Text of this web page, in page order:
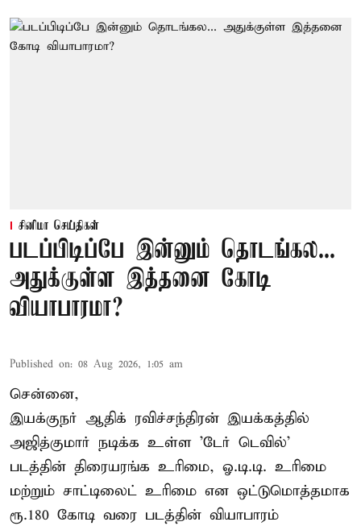
சினிமா செய்திகள்
படப்பிடிப்பே இன்னும் தொடங்கல...
அதுக்குள்ள இத்தனை கோடி
வியாபாரமா?
Published on: 08 Aug 2026, 1:05 am
சென்னை,
இயக்குநர் ஆதிக் ரவிச்சந்திரன் இயக்கத்தில்
அஜித்குமார் நடிக்க உள்ள 'டேர் டெவில்'
படத்தின் திரையரங்க உரிமை, ஓ.டி.டி. உரிமை
மற்றும் சாட்டிலைட் உரிமை என ஒட்டுமொத்தமாக
ரூ.180 கோடி வரை படத்தின் வியாபாரம்